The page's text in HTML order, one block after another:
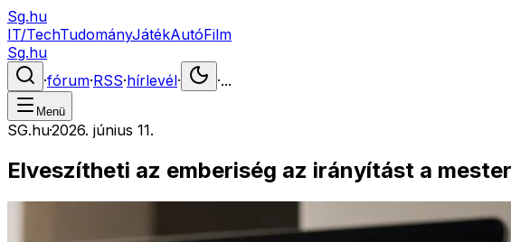
Sg.hu
IT/TechTudományJátékAutóFilm
Sg.hu
·fórum·RSS·hírlevél· ·...
Menü
SG.hu·2026. június 11.
Elveszítheti az emberiség az irányítást a